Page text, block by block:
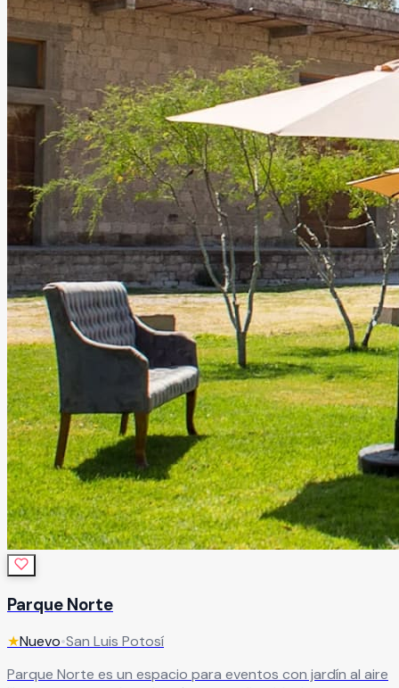
Parque Norte
★Nuevo•San Luis Potosí
Parque Norte es un espacio para eventos con jardín al aire